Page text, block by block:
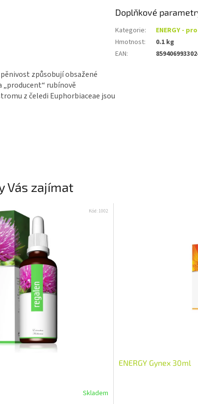
způsobují obsažené
rubínově
z čeledi Euphorbiaceae jsou
Doplňkové
Kategorie:
ENERGY -
Hmotnost:
0.1 kg
EAN:
Vás zajímat
Skladem
Kód: 1002
ENERGY Gynex 30ml
odběru novinek a